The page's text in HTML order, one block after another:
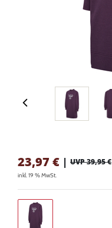
23,97 € | UVP 39,95 €
inkl. 19 % MwSt.